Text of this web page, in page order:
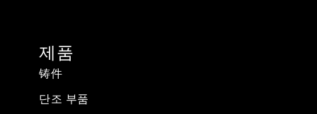
제품
铸件
단조 부품